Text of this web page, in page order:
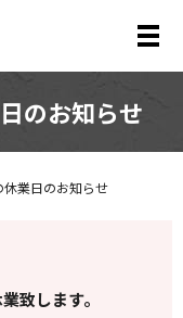
メ
のお知らせ
休業日のお知らせ
致します。